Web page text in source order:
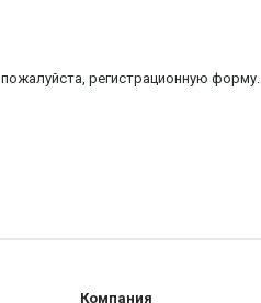
регистрационную форму.
Компания